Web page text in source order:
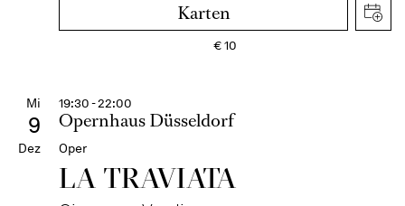
Karten
€10
Mi
9
Dez
19:30 - 22:00
Opernhaus Düsseldorf
Oper
LA TRAVI­ATA